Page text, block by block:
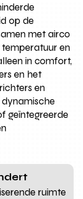
op de
met airco
en
in comfort,
en het
en
geïntegreerde
ruimte